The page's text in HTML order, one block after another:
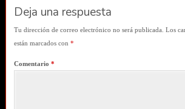
Deja una respuesta
Tu dirección de correo electrónico no será publicada. Los
están marcados con *
Comentario *